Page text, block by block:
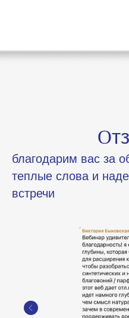
О
благодарим вас за
теплые слова и
встречи